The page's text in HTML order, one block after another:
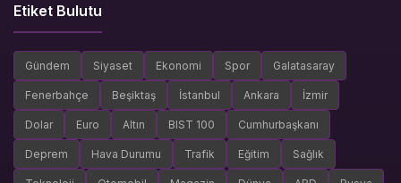
Etiket Bulutu
Gündem Siyaset Ekonomi Spor Galatasaray
Fenerbahçe Beşiktaş İstanbul Ankara İzmir
Dolar Euro Altın BIST 100 Cumhurbaşkanı
Deprem Hava Durumu Trafik Eğitim Sağlık